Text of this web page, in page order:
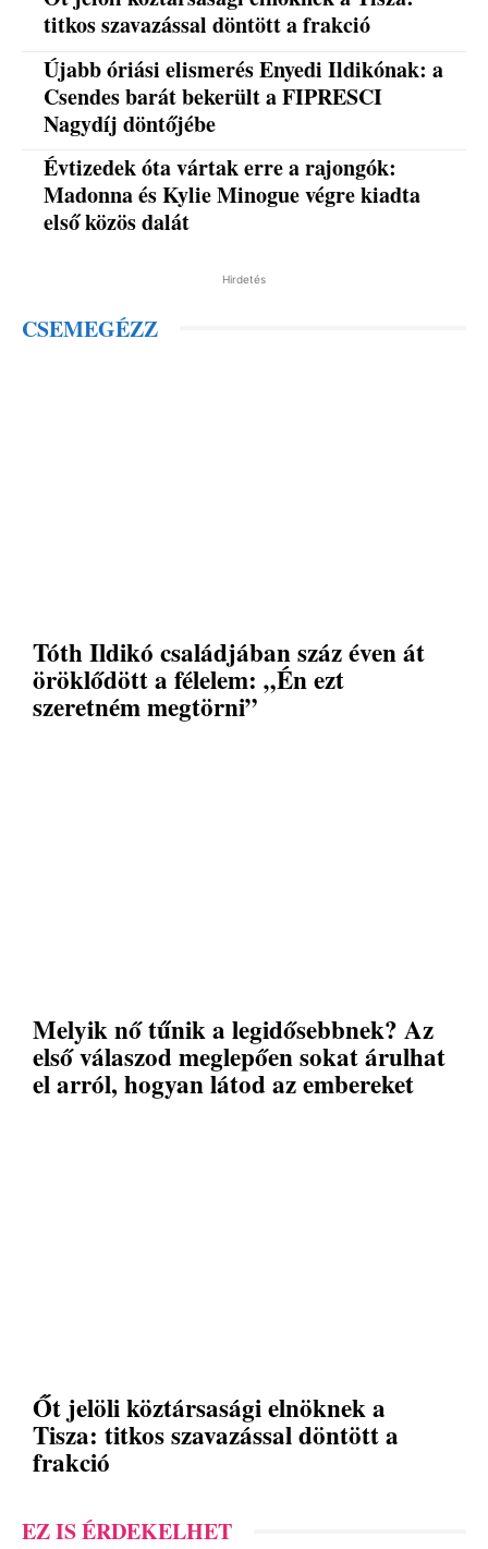
titkos szavazással döntött a frakció
Újabb óriási elismerés Enyedi Ildikónak: a
Csendes barát bekerült a FIPRESCI
Nagydíj döntőjébe
Évtizedek óta vártak erre a rajongók:
Madonna és Kylie Minogue végre kiadta
első közös dalát
Hirdetés
CSEMEGÉZZ
Tóth Ildikó családjában száz éven át
öröklődött a félelem: „Én ezt
szeretném megtörni”
Melyik nő tűnik a legidősebbnek? Az
első válaszod meglepően sokat árulhat
el arról, hogyan látod az embereket
Őt jelöli köztársasági elnöknek a
Tisza: titkos szavazással döntött a
frakció
EZ IS ÉRDEKELHET